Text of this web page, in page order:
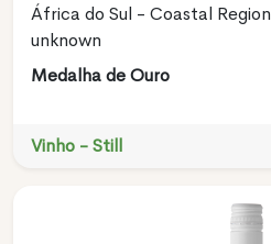
África do Sul - Coastal Region
unknown
Medalha de Ouro
Vinho - Still